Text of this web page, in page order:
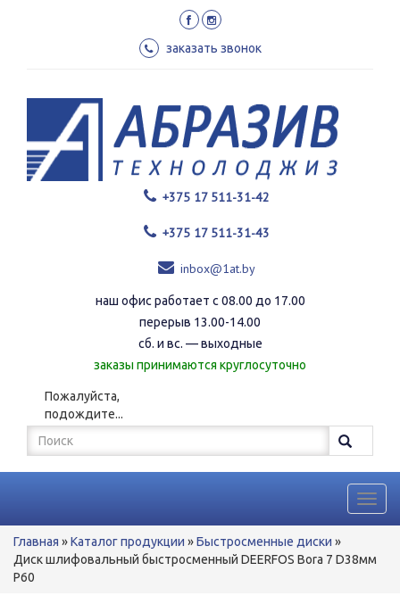
заказать звонок
+375 17 511-31-42
+375 17 511-31-43
inbox@1at.by
наш офис работает с 08.00 до 17.00
перерыв 13.00-14.00
сб. и вс. — выходные
заказы принимаются круглосуточно
Пожалуйста,
подождите...
Форма
поиска
Поиск
Вы
здесь
Главная »Каталог продукции »Быстросменные диски »
Диск шлифовальный быстросменный DEERFOS Bora 7 D38мм
P60